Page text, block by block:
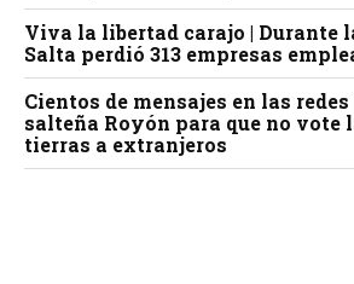
Viva la libertad carajo | Durante
Salta perdió 313 empresas
Cientos de mensajes en las
salteña Royón para que no vote
tierras a extranjeros